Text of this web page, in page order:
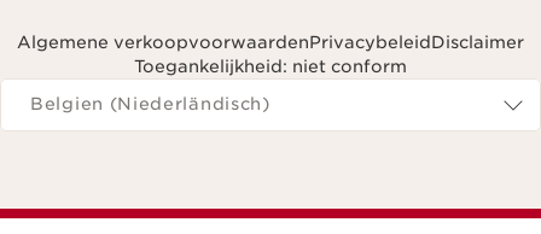
Algemene verkoopvoorwaardenPrivacybeleidDisclaimer
Toegankelijkheid: niet conform
Navigeren naar
Belgien (Niederländisch)